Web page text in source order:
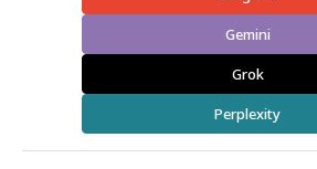
Gemini
Grok
Perplexity